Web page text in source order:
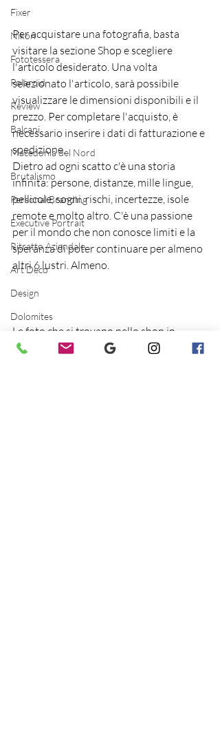
Fixer
Nikon
Fototessera
Polaroid
Review
Balcani
Macedonia del Nord
Brutalismo
Personal Branding
Executive Portrait
Ritratto Aziendale
Art Deco
Design
Dolomites
Hospitality & Design
Per acquistare una fotografia, basta
visitare la sezione Shop e scegliere
l'articolo desiderato. Una volta
selezionato l'articolo, sarà possibile
visualizzare le dimensioni disponibili e il
prezzo. Per completare l'acquisto, è
necessario inserire i dati di fatturazione e
spedizione.
Dietro ad ogni scatto c'è una storia
infinita: persone, distanze, mille lingue,
pellicole, sogni, rischi, incertezze, isole
remote e molto altro. C'è una passione
per il mondo che non conosce limiti e la
speranza di poter continuare per almeno
altri 6 lustri. Almeno.
Le foto che si trovano nello shop in
questo momento, una volta acquistate